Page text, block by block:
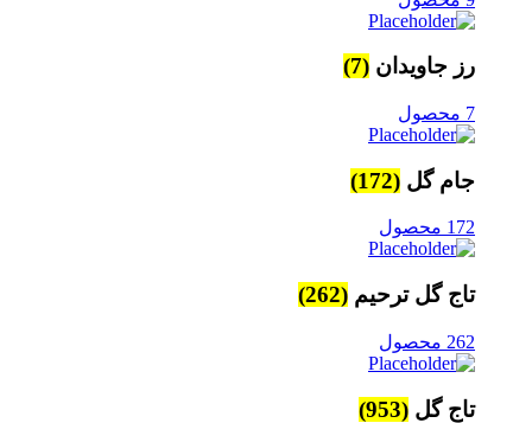
رز جاویدان (7)
7 محصول
جام گل (172)
172 محصول
تاج گل ترحیم (262)
262 محصول
تاج گل (953)